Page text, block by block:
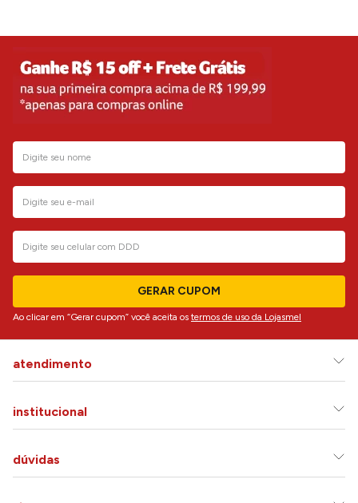
GERAR CUPOM
Ao clicar em “Gerar cupom” você aceita os termos de uso da Lojasmel
atendimento
institucional
dúvidas